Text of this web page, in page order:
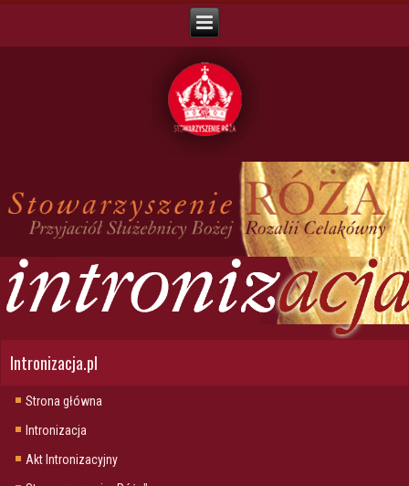
Intronizacja.pl
Strona główna
Intronizacja
Akt Intronizacyjny